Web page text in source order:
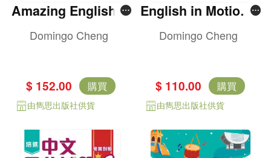
Amazing English V
ocabulary & Lexica
l Phrases
Domingo Cheng
$ 152.00 購買
由雋思出版社供貨
English in Motion T
enses Book 4
Domingo Cheng
$ 110.00 購買
由雋思出版社供貨